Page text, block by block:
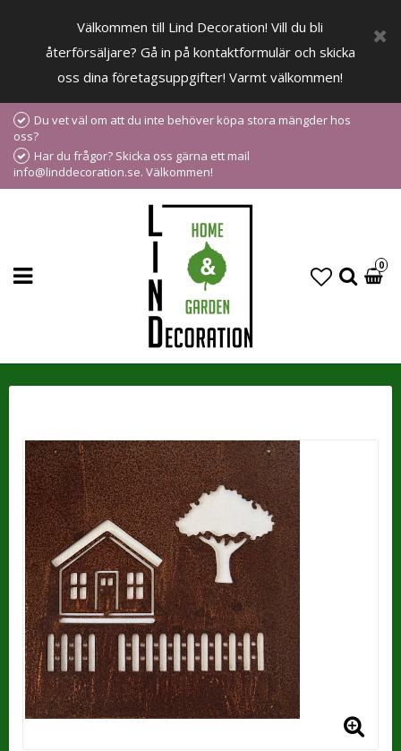
Välkommen till Lind Decoration! Vill du bli
återförsäljare? Gå in på kontaktformulär och skicka
oss dina företagsuppgifter! Varmt välkommen!
Du vet väl om att du inte behöver köpa stora mängder hos
oss?
Har du frågor? Skicka oss gärna ett mail
info@linddecoration.se. Välkommen!
0